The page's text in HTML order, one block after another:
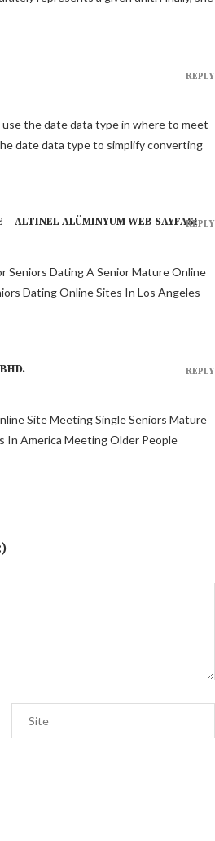
the date data type in where to meet
date data type to simplify converting
REPLY
– ALTINEL ALÜMINYUM WEB SAYFASI
Seniors Dating A Senior Mature Online
Dating Online Sites In Los Angeles
REPLY
Site Meeting Single Seniors Mature
In America Meeting Older People
REPLY